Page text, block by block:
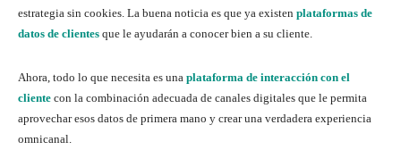
estrategia sin cookies. La buena noticia es que ya existen plataformas de
datos de clientes que le ayudarán a conocer bien a su cliente.
Ahora, todo lo que necesita es una plataforma de interacción con el
cliente con la combinación adecuada de canales digitales que le permita
aprovechar esos datos de primera mano y crear una verdadera experiencia
omnicanal.